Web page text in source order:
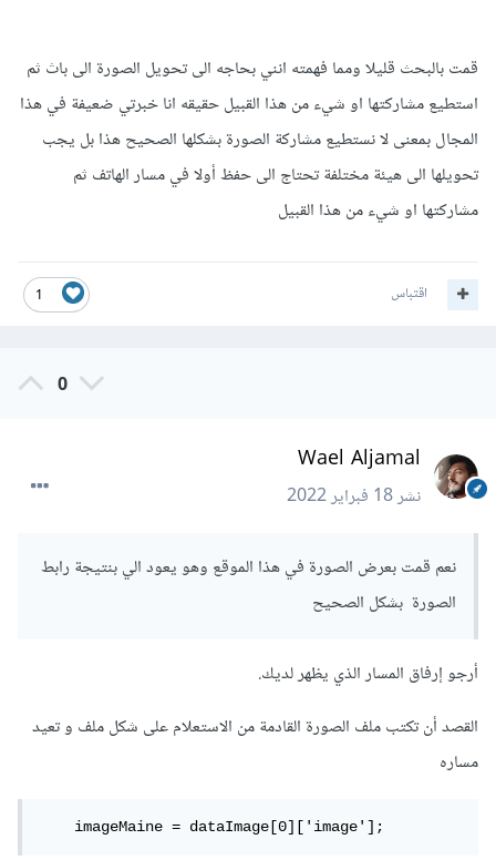
قمت بالبحث قليلا ومما فهمته انني بحاجه الى تحويل الصورة الى باث ثم
استطيع مشاركتها او شيء من هذا القبيل حقيقه انا خبرتي ضعيفة في هذا
المجال بمعنى لا نستطيع مشاركة الصورة بشكلها الصحيح هذا بل يجب
تحويلها الى هيئة مختلفة تحتاج الى حفظ أولا في مسار الهاتف ثم
مشاركتها او شيء من هذا القبيل
1 اقتباس
0
Wael Aljamal
نشر18 فبراير 2022
نعم قمت بعرض الصورة في هذا الموقع وهو يعود الي بنتيجة رابط
الصورة بشكل الصحيح
أرجو إرفاق المسار الذي يظهر لديك.
القصد أن تكتب ملف الصورة القادمة من الاستعلام على شكل ملف و تعيد
مساره
    imageMaine = dataImage[0]['image'];